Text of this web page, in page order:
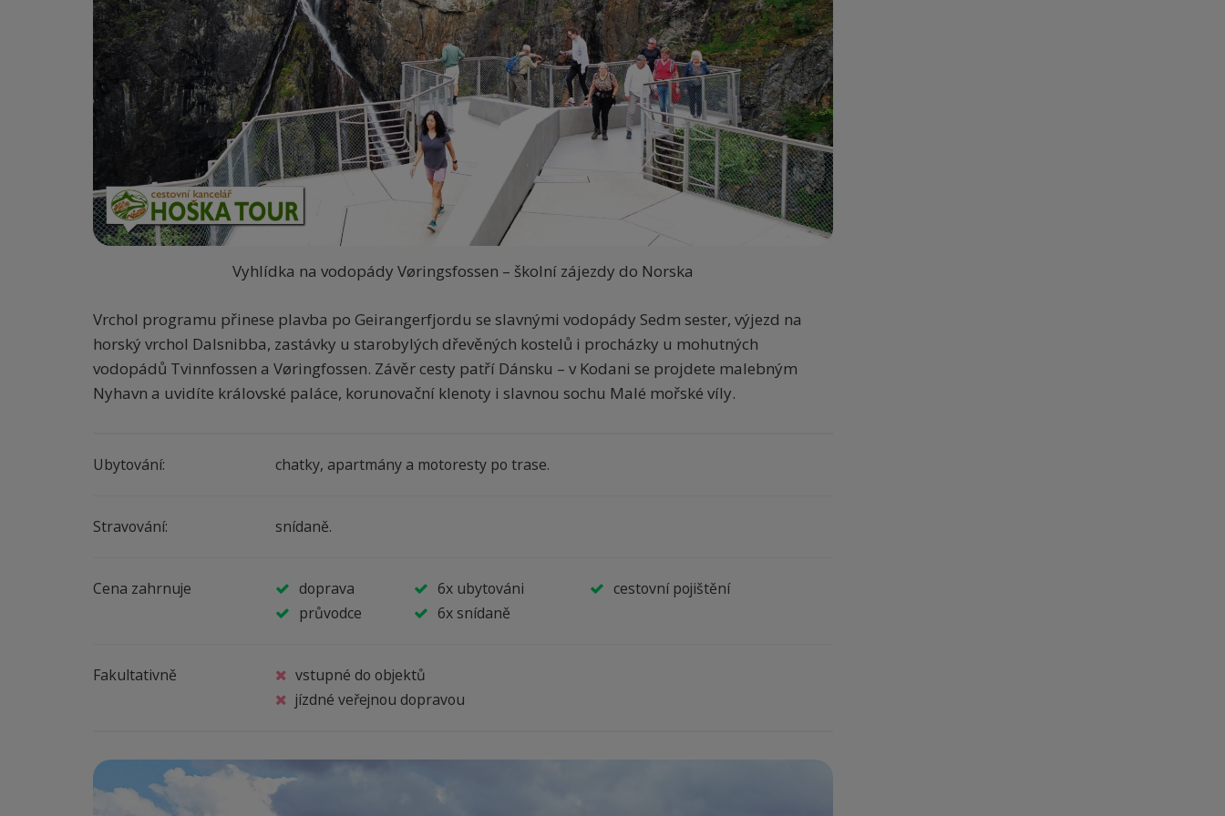
Vyhlídka na vodopády Vøringsfossen – školní zájezdy do Norska
Vrchol programu přinese plavba po Geirangerfjordu se slavnými vodopády Sedm sester, výjezd na
horský vrchol Dalsnibba, zastávky u starobylých dřevěných kostelů i procházky u mohutných
vodopádů Tvinnfossen a Vøringfossen. Závěr cesty patří Dánsku – v Kodani se projdete malebným
Nyhavn a uvidíte královské paláce, korunovační klenoty i slavnou sochu Malé mořské víly.
Ubytování: chatky, apartmány a motoresty po trase.
Stravování: snídaně.
Cena zahrnuje doprava 6x ubytováni
cestovní pojištění
průvodce
6x snídaně
Fakultativně
vstupné do objektů
jízdné veřejnou dopravou